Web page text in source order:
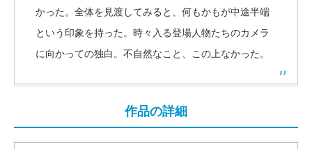
かった。全体を見渡してみると、何もかもが中途半端
という印象を持った。時々入る登場人物たちのカメラ
に向かっての独白。不自然なこと、この上なかった。
作品の詳細